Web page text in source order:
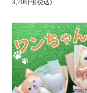
3,700円(税込)